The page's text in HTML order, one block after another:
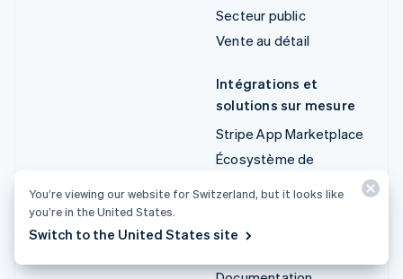
Secteur public
Vente au détail
Intégrations et
solutions sur mesure
Stripe App Marketplace
Écosystème de
Services aux entreprises
You’re viewing our website for Switzerland, but it looks like
you’re in the United States.
Switch to the United States site